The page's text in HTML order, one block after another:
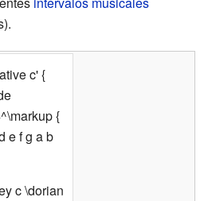
c' {
{
e f g a b
c \dorian